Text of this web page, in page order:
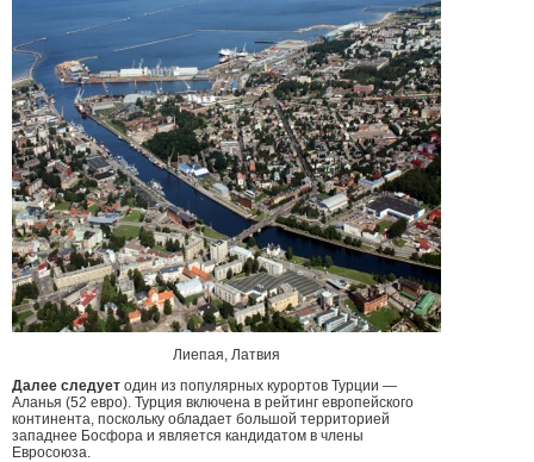
Лиепая, Латвия
Далее следует один из популярных курортов Турции —
Аланья (52 евро). Турция включена в рейтинг европейского
континента, поскольку обладает большой территорией
западнее Босфора и является кандидатом в члены
Евросоюза.